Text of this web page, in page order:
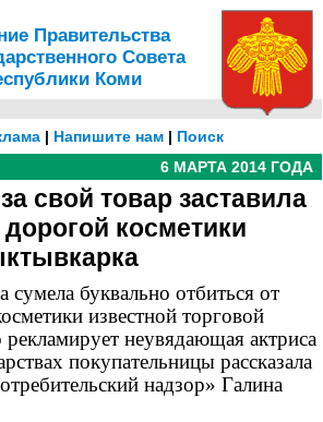
Правительства
Совета
Коми
| Напишите нам | Поиск
6 МАРТА 2014 ГОДА
свой товар заставила
косметики
буквально отбиться от
известной торговой
неувядающая актриса
покупательницы рассказала
надзор» Галина